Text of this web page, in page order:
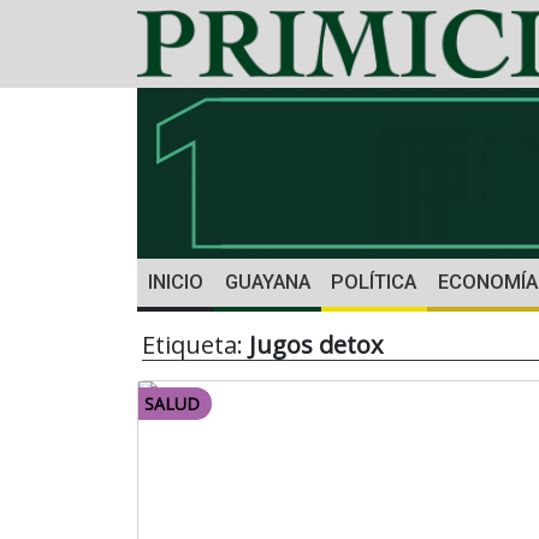
INICIO GUAYANA POLÍTICA ECONOMÍA
Etiqueta: Jugos detox
SALUD